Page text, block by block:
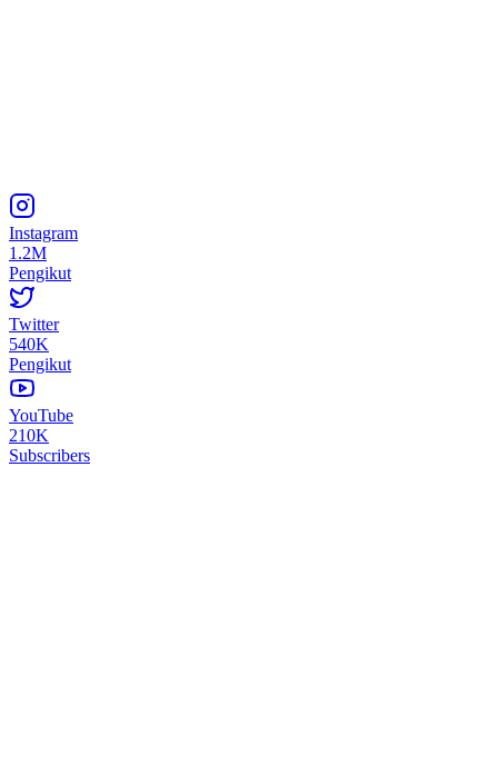
Instagram
1.2M
Pengikut
Twitter
540K
Pengikut
YouTube
210K
Subscribers